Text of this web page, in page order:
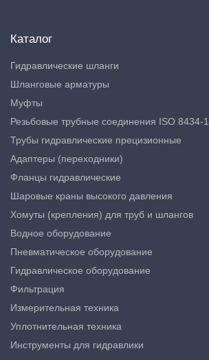
Каталог
Гидравлические шланги
Шланговые арматуры
Муфты
Резьбовые трубные соединения ISO 8434-1
Трубы гидравлические прецизионные
Адаптеры (переходники)
Фланцы гидравлические
Шаровые краны высокого давления
Хомуты (крепления) для труб и шлангов
Водное оборудование
Пневматическое оборудование
Гидравлическое оборудование
Фильтрация
Измерительная техника
Уплотнительная техника
Инструменты для гидравлики